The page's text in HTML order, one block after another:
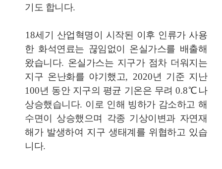
기도 합니다.
18세기 산업혁명이 시작된 이후 인류가 사용
한 화석연료는 끊임없이 온실가스를 배출해
왔습니다. 온실가스는 지구가 점차 더워지는
지구 온난화를 야기했고, 2020년 기준 지난
100년 동안 지구의 평균 기온은 무려0.8℃ 나
상승했습니다. 이로 인해 빙하가 감소하고 해
수면이 상승했으며 각종 기상이변과 자연재
해가 발생하여 지구 생태계를 위협하고 있습
니다.